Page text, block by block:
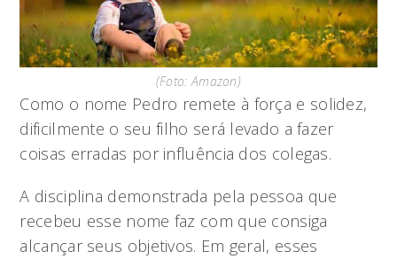
(Foto: Amazon)
Como o nome Pedro remete à força e solidez,
dificilmente o seu filho será levado a fazer
coisas erradas por influência dos colegas.
A disciplina demonstrada pela pessoa que
recebeu esse nome faz com que consiga
alcançar seus objetivos. Em geral, esses